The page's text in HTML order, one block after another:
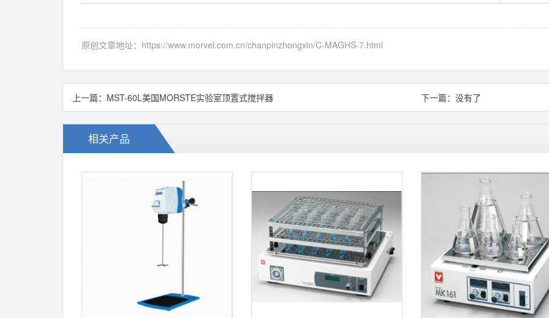
原创文章地址： https://www.morvel.com.cn/chanpinzhongxin/C-MAGHS-7.html
上一篇： MST-60L美国MORSTE实验室顶置式搅拌器 下一篇：没有了
相关产品